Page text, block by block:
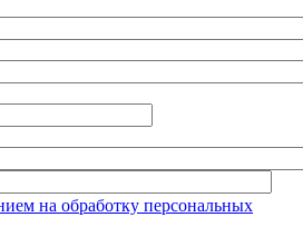
на обработку персональных